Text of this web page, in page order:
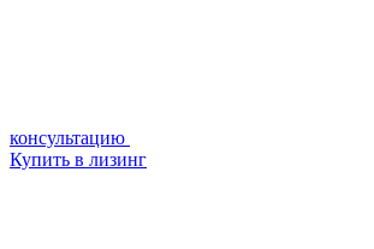
консультацию
Купить в лизинг